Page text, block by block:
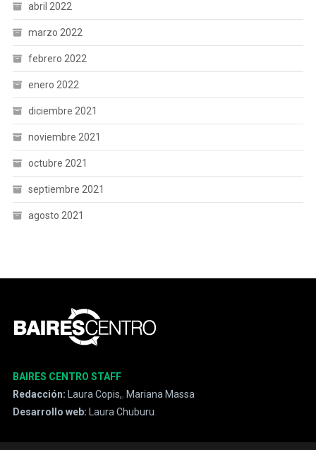
abril 2022
marzo 2022
febrero 2022
enero 2022
diciembre 2021
noviembre 2021
octubre 2021
septiembre 2021
agosto 2021
BAIRES CENTRO STAFF
Redacción: Laura Copis,, Mariana Massa
Desarrollo web: Laura Chuburu.